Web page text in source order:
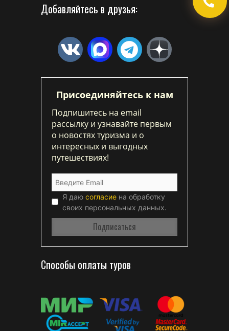
Добавляйтесь в друзья:
Присоединяйтесь к нам
Подпишитесь на email
рассылку и узнавайте первым
о новостях туризма и о
интересных и выгодных
путешествиях!
Я даю согласие на обработку
своих персональных данных.
Способы оплаты туров